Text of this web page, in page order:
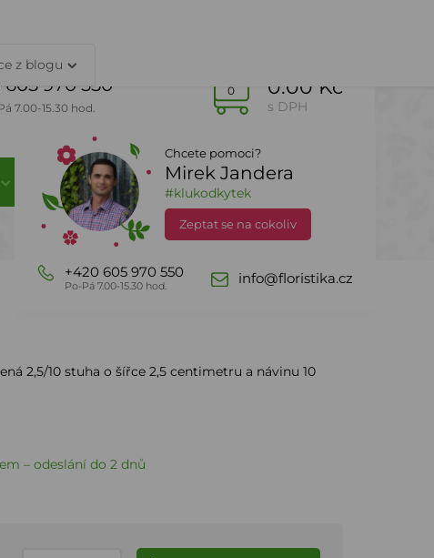
605 970 550
7.00-15.30 hod.
0 0.00 Kč
s DPH
Dle sezony DealZone
2,5/10 stuha o šířce 2,5 centimetru a návinu 10
– odeslání do 2 dnů
z blogu
Chcete pomoci?
Mirek Jandera
#klukodkytek
Zeptat se na cokoliv
+420 605 970 550
Po-Pá 7.00-15.30 hod. info@floristika.cz